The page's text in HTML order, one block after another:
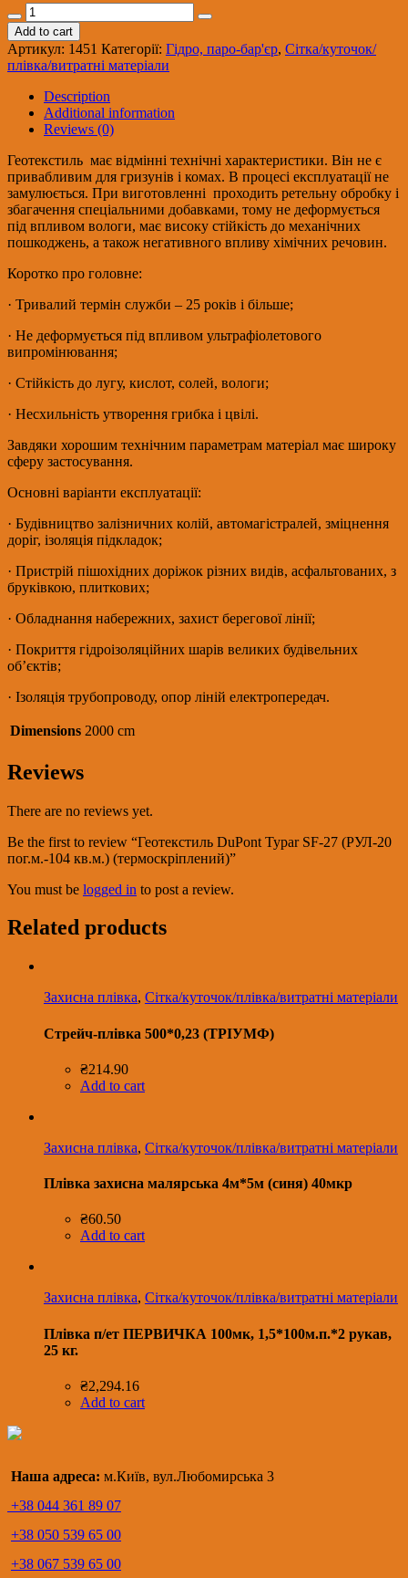
Геотекстиль
DuPont
Typar
SF-
27
(РУЛ-20
пог.м.-104
кв.м.)
(термоскріплений)
quantity
Add to cart
Артикул: 1451 Категорії: Гідро, паро-бар'єр, Сітка/куточок/
плівка/витратні матеріали
Description
Additional information
Reviews (0)
Геотекстиль має відмінні технічні характеристики. Він не є
привабливим для гризунів і комах. В процесі експлуатації не
замулюється. При виготовленні проходить ретельну обробку і
збагачення спеціальними добавками, тому не деформується
під впливом вологи, має високу стійкість до механічних
пошкоджень, а також негативного впливу хімічних речовин.
Коротко про головне:
· Тривалий термін служби – 25 років і більше;
· Не деформується під впливом ультрафіолетового
випромінювання;
· Стійкість до лугу, кислот, солей, вологи;
· Несхильність утворення грибка і цвілі.
Завдяки хорошим технічним параметрам матеріал має широку
сферу застосування.
Основні варіанти експлуатації:
· Будівництво залізничних колій, автомагістралей, зміцнення
доріг, ізоляція підкладок;
· Пристрій пішохідних доріжок різних видів, асфальтованих, з
бруківкою, плиткових;
· Обладнання набережних, захист берегової лінії;
· Покриття гідроізоляційних шарів великих будівельних
об’єктів;
· Ізоляція трубопроводу, опор ліній електропередач.
Dimensions 2000 cm
Reviews
There are no reviews yet.
Be the first to review “Геотекстиль DuPont Typar SF-27 (РУЛ-20
пог.м.-104 кв.м.) (термоскріплений)”
You must be logged in to post a review.
Related products
Захисна плівка, Сітка/куточок/плівка/витратні матеріали
Стрейч-плівка 500*0,23 (ТРІУМФ)
₴214.90
Add to cart
Захисна плівка, Сітка/куточок/плівка/витратні матеріали
Плівка захисна малярська 4м*5м (синя) 40мкр
₴60.50
Add to cart
Захисна плівка, Сітка/куточок/плівка/витратні матеріали
Плівка п/ет ПЕРВИЧКА 100мк, 1,5*100м.п.*2 рукав,
25 кг.
₴2,294.16
Add to cart
Наша адреса: м.Київ, вул.Любомирська 3
+38 044 361 89 07
+38 050 539 65 00
+38 067 539 65 00